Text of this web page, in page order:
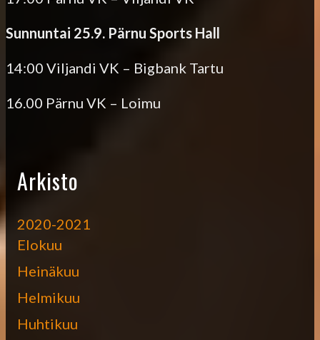
Sunnuntai 25.9. Pärnu Sports Hall
14:00 Viljandi VK – Bigbank Tartu
16.00 Pärnu VK – Loimu
Arkisto
2020-2021
Elokuu
Heinäkuu
Helmikuu
Huhtikuu